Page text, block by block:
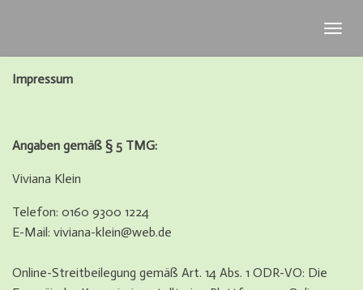
springen
Impressum
Angaben gemäß § 5 TMG:
Viviana Klein
Telefon: 0160 9300 1224
E-Mail: viviana-klein@web.de
Online-Streitbeilegung gemäß Art. 14 Abs. 1 ODR-VO: Die